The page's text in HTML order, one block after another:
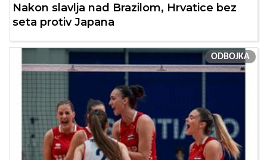
Nakon slavlja nad Brazilom, Hrvatice bez
seta protiv Japana
ODBOJKA